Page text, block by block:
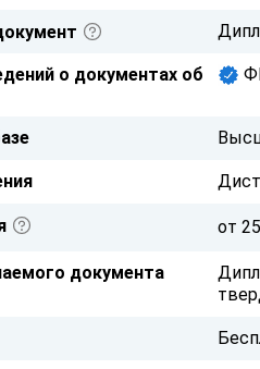
о документах об
от
документа